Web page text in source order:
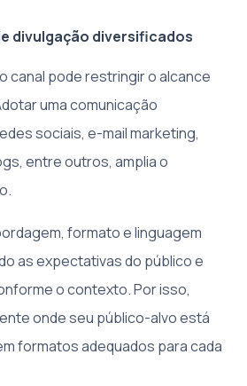
divulgação diversificados
canal pode restringir o alcance
uma comunicação
sociais, e-mail marketing,
entre outros, amplia o
formato e linguagem
as expectativas do público e
o contexto. Por isso,
onde seu público-alvo está
formatos adequados para cada